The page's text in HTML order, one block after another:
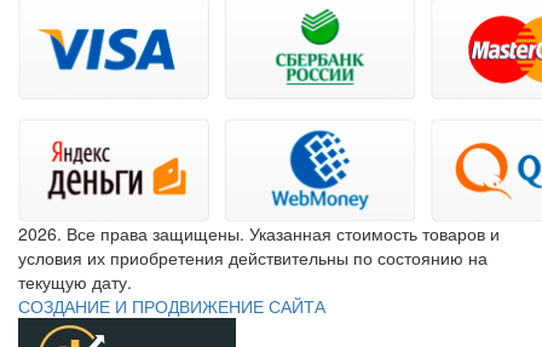
2026. Все права защищены. Указанная стоимость товаров и
условия их приобретения действительны по состоянию на
текущую дату.
СОЗДАНИЕ И ПРОДВИЖЕНИЕ САЙТА